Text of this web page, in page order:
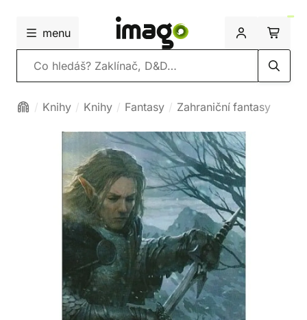
menu
Vyhledávání
Knihy Knihy Fantasy Zahraniční fantasy